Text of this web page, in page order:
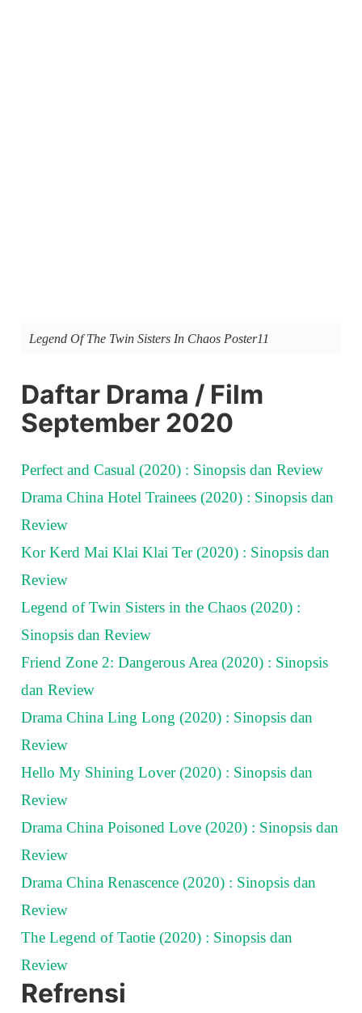
Legend Of The Twin Sisters In Chaos Poster11
Daftar Drama / Film
September 2020
Perfect and Casual (2020) : Sinopsis dan Review
Drama China Hotel Trainees (2020) : Sinopsis dan
Review
Kor Kerd Mai Klai Klai Ter (2020) : Sinopsis dan
Review
Legend of Twin Sisters in the Chaos (2020) :
Sinopsis dan Review
Friend Zone 2: Dangerous Area (2020) : Sinopsis
dan Review
Drama China Ling Long (2020) : Sinopsis dan
Review
Hello My Shining Lover (2020) : Sinopsis dan
Review
Drama China Poisoned Love (2020) : Sinopsis dan
Review
Drama China Renascence (2020) : Sinopsis dan
Review
The Legend of Taotie (2020) : Sinopsis dan
Review
Refrensi